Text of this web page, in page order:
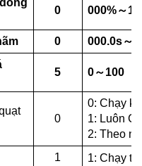
0 000%～
0 000.0s～
5 0～100
0
0: Chạy
1: Luôn
2: Theo
1
1: Chạy